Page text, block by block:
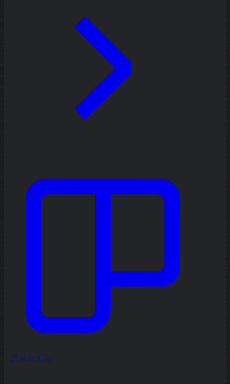
アジャイル